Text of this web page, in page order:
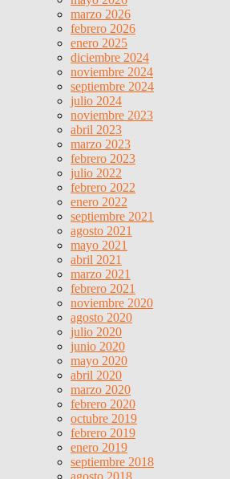
marzo 2026
febrero 2026
enero 2025
diciembre 2024
noviembre 2024
septiembre 2024
julio 2024
noviembre 2023
abril 2023
marzo 2023
febrero 2023
julio 2022
febrero 2022
enero 2022
septiembre 2021
agosto 2021
mayo 2021
abril 2021
marzo 2021
febrero 2021
noviembre 2020
agosto 2020
julio 2020
junio 2020
mayo 2020
abril 2020
marzo 2020
febrero 2020
octubre 2019
febrero 2019
enero 2019
septiembre 2018
agosto 2018